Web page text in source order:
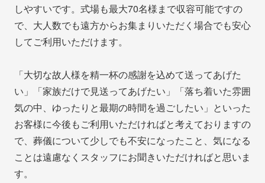
しやすいです。式場も最大70名様まで収容可能ですの
で、大人数でも遠方からお集まりいただく場合でも安心
してご利用いただけます。
「大切な故人様を精一杯の感謝を込めて送ってあげた
い」「家族だけで見送ってあげたい」「落ち着いた雰囲
気の中、ゆったりと最期の時間を過ごしたい」といった
お客様に今後もご利用いただければと考えておりますの
で、葬儀について少しでも不安になったこと、気になる
ことは遠慮なくスタッフにお聞きいただければと思いま
す。